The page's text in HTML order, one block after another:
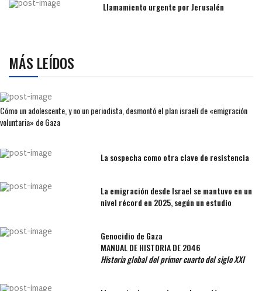
Llamamiento urgente por Jerusalén
MÁS LEÍDOS
Cómo un adolescente, y no un periodista, desmontó el plan israelí de «emigración
voluntaria» de Gaza
La sospecha como otra clave de resistencia
La emigración desde Israel se mantuvo en un
nivel récord en 2025, según un estudio
Genocidio de Gaza
MANUAL DE HISTORIA DE 2046
Historia global del primer cuarto del siglo XXI